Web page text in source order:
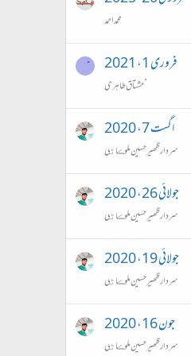
محمداحمد
فروری 1، 2021
ًًًمشتاق طاہری
اگست 7، 2020
سردار ظھير حسين ملوڪاڻي
جولائی 26، 2020
سردار ظھير حسين ملوڪاڻي
جولائی 19، 2020
سردار ظھير حسين ملوڪاڻي
جون 16، 2020
سردار ظھير حسين ملوڪاڻي